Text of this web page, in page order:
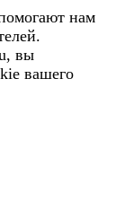
нам
вы
вашего